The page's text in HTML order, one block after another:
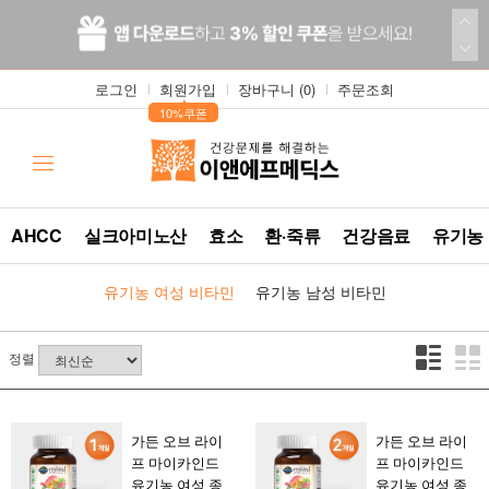
로그인 회원가입
▲
10%쿠폰
장바구니 (0) 주문조회
AHCC 실크아미노산 효소 환·죽류 건강음료 유기
유기농 여성 비타민 유기농 남성 비타민
정렬
가든 오브 라이
프 마이카인드
유기농 여성 종
가든 오브 라이
프 마이카인드
유기농 여성 종